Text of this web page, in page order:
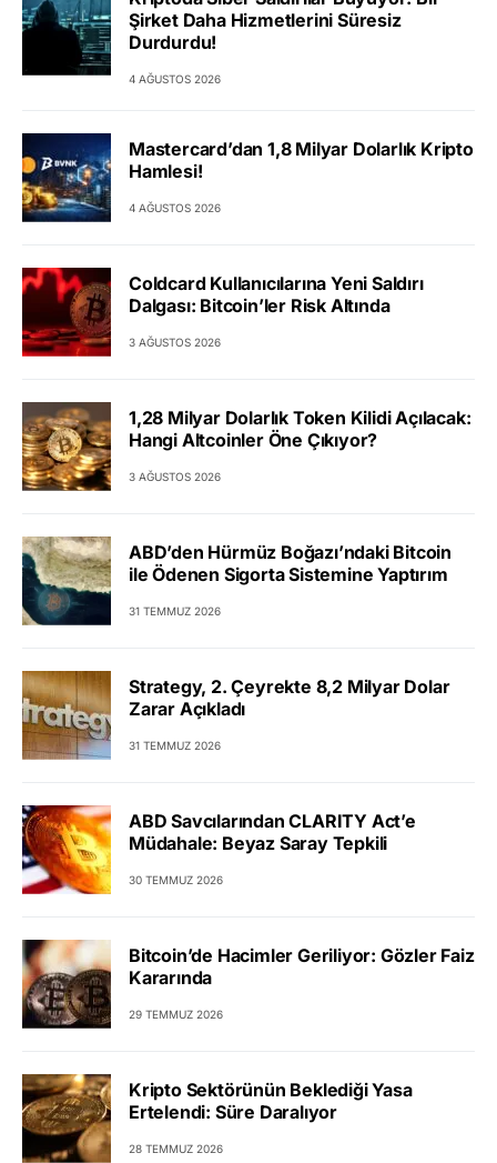
Şirket Daha Hizmetlerini Süresiz
Durdurdu!
4 AĞUSTOS 2026
Mastercard’dan 1,8 Milyar Dolarlık Kripto
Hamlesi!
4 AĞUSTOS 2026
Coldcard Kullanıcılarına Yeni Saldırı
Dalgası: Bitcoin’ler Risk Altında
3 AĞUSTOS 2026
1,28 Milyar Dolarlık Token Kilidi Açılacak:
Hangi Altcoinler Öne Çıkıyor?
3 AĞUSTOS 2026
ABD’den Hürmüz Boğazı’ndaki Bitcoin
ile Ödenen Sigorta Sistemine Yaptırım
31 TEMMUZ 2026
Strategy, 2. Çeyrekte 8,2 Milyar Dolar
Zarar Açıkladı
31 TEMMUZ 2026
ABD Savcılarından CLARITY Act’e
Müdahale: Beyaz Saray Tepkili
30 TEMMUZ 2026
Bitcoin’de Hacimler Geriliyor: Gözler Faiz
Kararında
29 TEMMUZ 2026
Kripto Sektörünün Beklediği Yasa
Ertelendi: Süre Daralıyor
28 TEMMUZ 2026